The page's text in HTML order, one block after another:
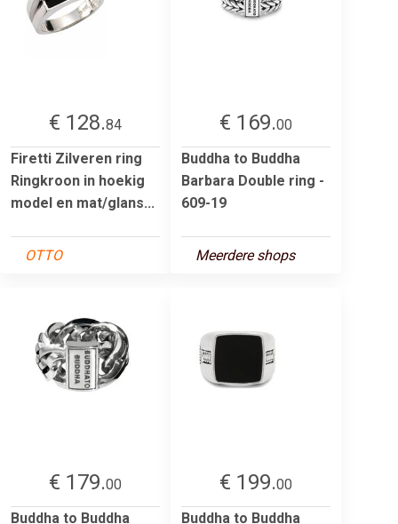
€ 128.84
Firetti Zilveren ring
Ringkroon in hoekig
model en mat/glans...
OTTO
€ 169.00
Buddha to Buddha
Barbara Double ring -
609-19
Meerdere shops
€ 179.00
Buddha to Buddha
€ 199.00
Buddha to Buddha